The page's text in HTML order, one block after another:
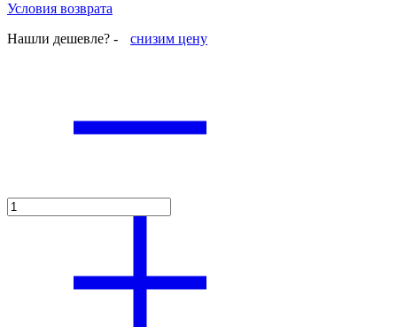
Условия возврата
Нашли дешевле? -
снизим цену